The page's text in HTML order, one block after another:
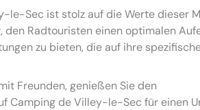
le-Sec ist stolz auf die Werte dieser
den Radtouristen einen optimalen
zu bieten, die auf ihre
Freunden, genießen Sie den
Camping de Villey-le-Sec für einen